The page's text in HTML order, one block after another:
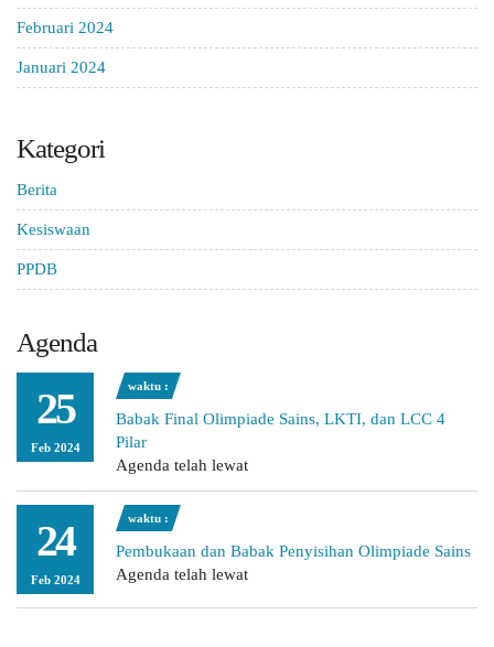
Februari 2024
Januari 2024
Kategori
Berita
Kesiswaan
PPDB
Agenda
25
Feb 2024
waktu :
Babak Final Olimpiade Sains, LKTI, dan LCC 4
Pilar
Agenda telah lewat
24
Feb 2024
waktu :
Pembukaan dan Babak Penyisihan Olimpiade Sains
Agenda telah lewat